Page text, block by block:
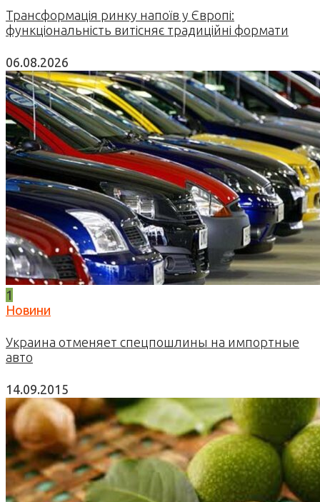
Трансформація ринку напоїв у Європі:
функціональність витісняє традиційні формати
06.08.2026
1
Новини
Украина отменяет спецпошлины на импортные
авто
14.09.2015